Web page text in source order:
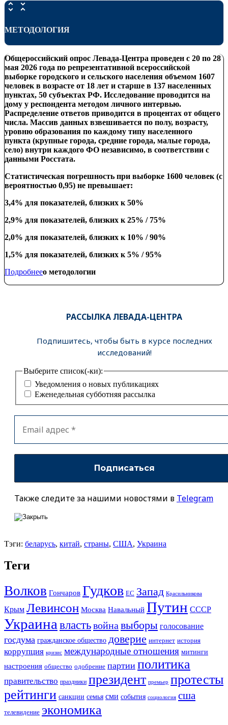
МЕТОДОЛОГИЯ
Общероссийский опрос Левада-Центра проведен с 20 по 28
мая 2026 года по репрезентативной всероссийской
выборке городского и сельского населения объемом 1607
человек в возрасте от 18 лет и старше в 137 населенных
пунктах, 50 субъектах РФ. Исследование проводится на
дому у респондента методом личного интервью.
Распределение ответов приводится в процентах от общего
числа. Массив данных взвешивается по полу, возрасту,
уровню образования по каждому типу населенного
пункта (крупные города, средние города, малые города,
село) внутри каждого ФО независимо, в соответствии с
данными Росстата.
Статистическая погрешность при выборке 1600 человек (с
вероятностью 0,95) не превышает:
3,4% для показателей, близких к 50%
2,9% для показателей, близких к 25% / 75%
2,0% для показателей, близких к 10% / 90%
1,5% для показателей, близких к 5% / 95%
Подробнеео методологии
РАССЫЛКА ЛЕВАДА-ЦЕНТРА
Подпишитесь, чтобы быть в курсе последних
исследований!
Выберите список(-ки):
Уведомления о новых публикациях
Еженедельная субботняя рассылка
Также следите за нашими новостями в Telegram
Тэги: беларусь, китай, страны, США, Украина
Теги
Волков Гончаров Гудков ЕС Запад Красильникова
Крым Левинсон Москва Навальный Путин СССР
Украина властьвойна выборы голосование
госдума гражданское общество доверие интернет история
коррупция кризис международные отношения митинги
настроения общество одобрение партии политика
правительство праздники президент премьер протесты
рейтинги санкции семья сми события социология сша
телевидение экономика